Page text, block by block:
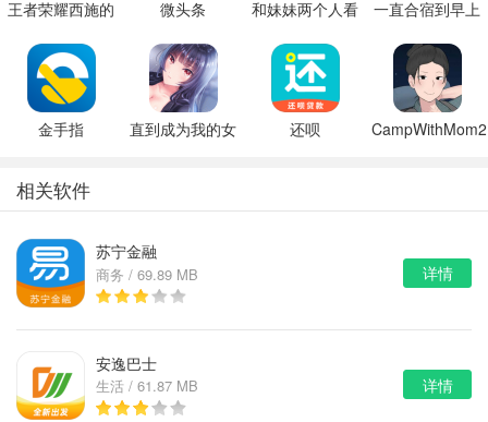
王者荣耀西施的
微头条
和妹妹两个人看
一直合宿到早上
金手指
直到成为我的女
还呗
相关软件
苏宁金融
商务 / 69.89 MB 详情
安逸巴士
生活 / 61.87 MB 详情